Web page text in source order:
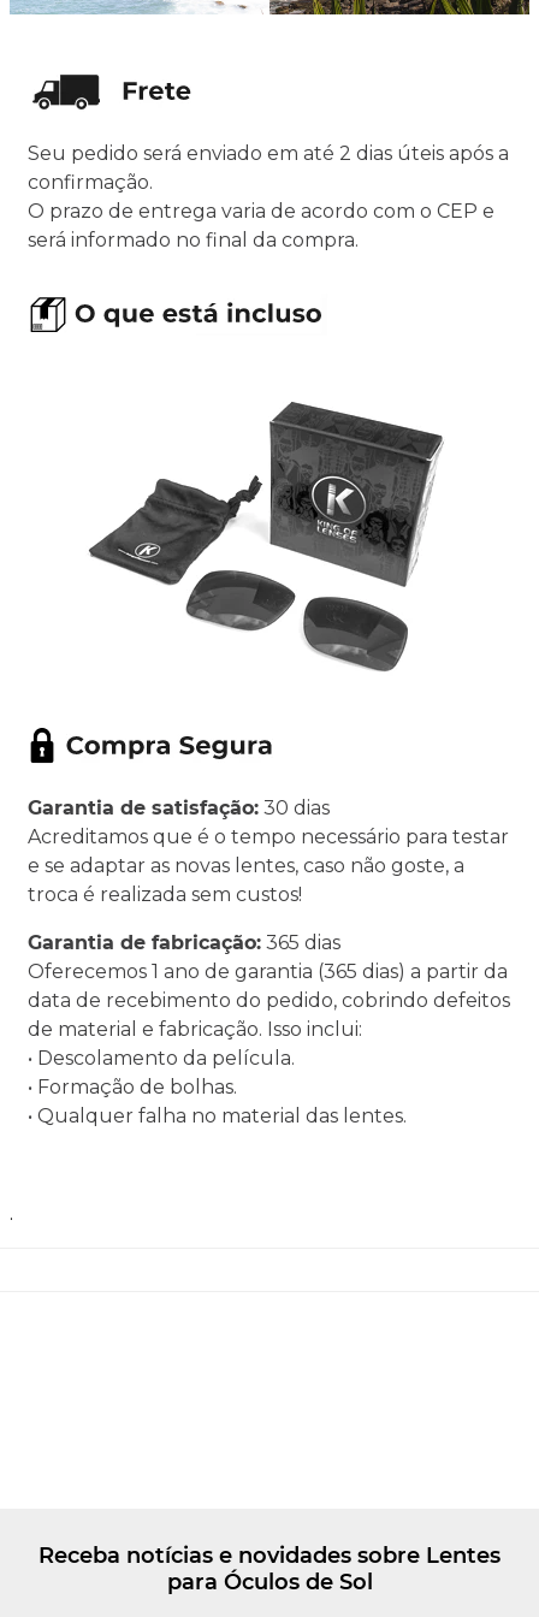
Seu pedido será enviado em até 2 dias úteis após a
confirmação.
O prazo de entrega varia de acordo com o CEP e
será informado no final da compra.
Garantia de satisfação: 30 dias
Acreditamos que é o tempo necessário para testar
e se adaptar as novas lentes, caso não goste, a
troca é realizada sem custos!
Garantia de fabricação: 365 dias
Oferecemos 1 ano de garantia (365 dias) a partir da
data de recebimento do pedido, cobrindo defeitos
de material e fabricação. Isso inclui:
• Descolamento da película.
• Formação de bolhas.
• Qualquer falha no material das lentes.
.
Receba notícias e novidades sobre Lentes
para Óculos de Sol